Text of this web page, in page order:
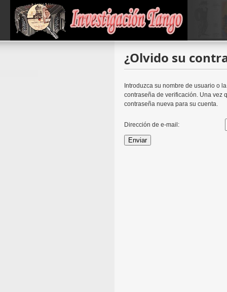
¿Olvido su
Introduzca su nombre de usuario o
contraseña de verificación. Una vez
contraseña nueva para su cuenta.
Dirección de e-mail:
Enviar